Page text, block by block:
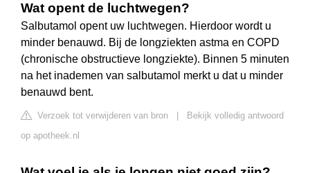
Wat opent de luchtwegen?
Salbutamol opent uw luchtwegen. Hierdoor wordt u
minder benauwd. Bij de longziekten astma en COPD
(chronische obstructieve longziekte). Binnen 5 minuten
na het inademen van salbutamol merkt u dat u minder
benauwd bent.
Verzoek tot verwijderen van bron
Bekijk volledig antwoord
op apotheek.nl